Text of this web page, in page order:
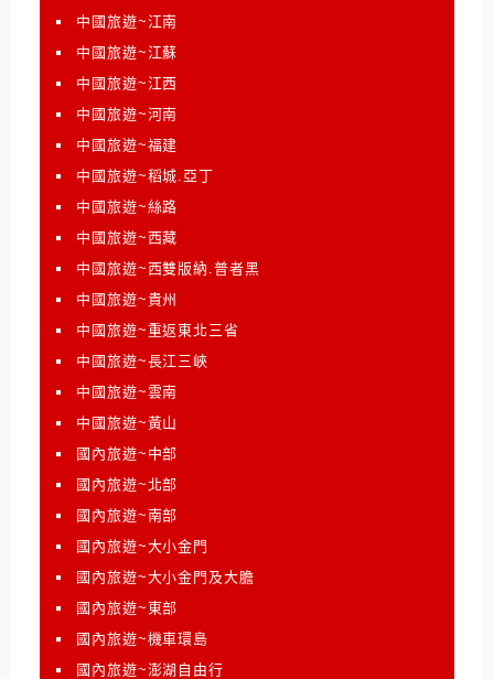
中國旅遊~江南
中國旅遊~江蘇
中國旅遊~江西
中國旅遊~河南
中國旅遊~福建
中國旅遊~稻城.亞丁
中國旅遊~絲路
中國旅遊~西藏
中國旅遊~西雙版納.普者黑
中國旅遊~貴州
中國旅遊~重返東北三省
中國旅遊~長江三峽
中國旅遊~雲南
中國旅遊~黃山
國內旅遊~中部
國內旅遊~北部
國內旅遊~南部
國內旅遊~大小金門
國內旅遊~大小金門及大膽
國內旅遊~東部
國內旅遊~機車環島
國內旅遊~澎湖自由行